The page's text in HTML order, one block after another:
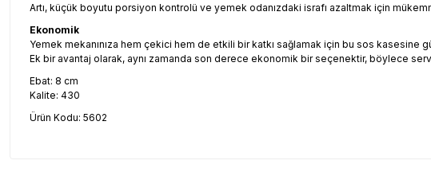
Artı, küçük boyutu porsiyon kontrolü ve yemek odanızdaki israfı azaltmak için
Ekonomik
Yemek mekanınıza hem çekici hem de etkili bir katkı sağlamak için bu sos kasesine
Ek bir avantaj olarak, aynı zamanda son derece ekonomik bir seçenektir, böylece
Ebat: 8 cm
Kalite: 430
Ürün Kodu: 5602